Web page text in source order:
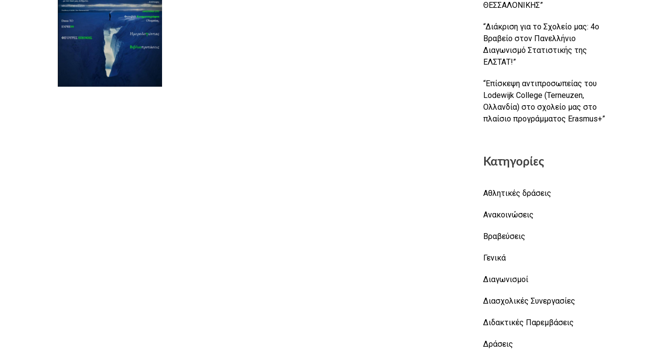
ΘΕΣΣΑΛΟΝΙΚΗΣ”
“Διάκριση για το Σχολείο μας: 4ο
Βραβείο στον Πανελλήνιο
Διαγωνισμό Στατιστικής της
ΕΛΣΤΑΤ!”
“Επίσκεψη αντιπροσωπείας του
Lodewijk College (Terneuzen,
Ολλανδία) στο σχολείο μας στο
πλαίσιο προγράμματος Erasmus+”
Κατηγορίες
Αθλητικές δράσεις
Ανακοινώσεις
Βραβεύσεις
Γενικά
Διαγωνισμοί
Διασχολικές Συνεργασίες
Διδακτικές Παρεμβάσεις
Δράσεις